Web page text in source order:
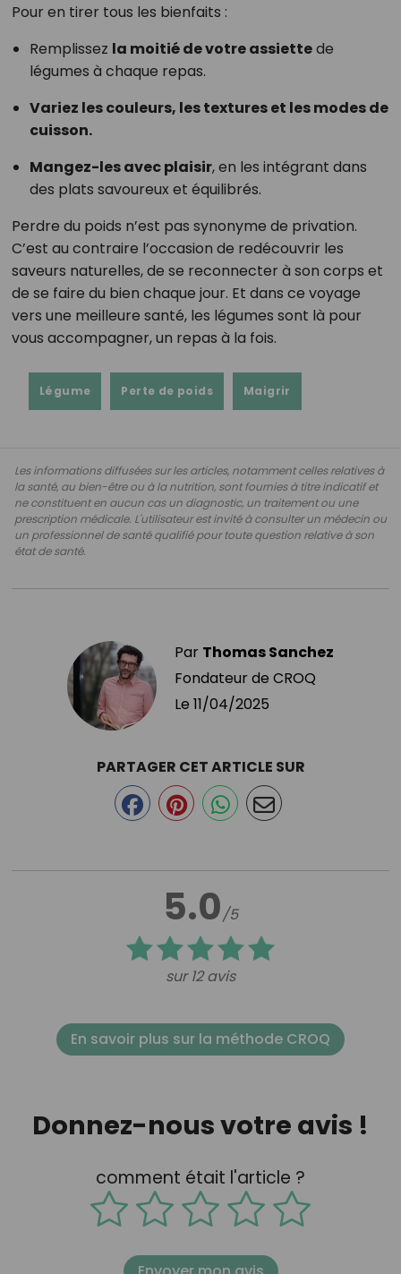
Pour en tirer tous les bienfaits :
Remplissez la moitié de votre assiettede
légumes à chaque repas.
Variez les couleurs, les textures et les modes de
cuisson.
Mangez-les avec plaisir, en les intégrant dans
des plats savoureux et équilibrés.
Perdre du poids n’est pas synonyme de privation.
C’est au contraire l’occasion de redécouvrir les
saveurs naturelles, de se reconnecter à son corps et
de se faire du bien chaque jour. Et dans ce voyage
vers une meilleure santé, les légumes sont là pour
vous accompagner, un repas à la fois.
Légume Perte de poids Maigrir
Les informations diffusées sur les articles, notamment celles relatives à
la santé, au bien-être ou à la nutrition, sont fournies à titre indicatif et
ne constituent en aucun cas un diagnostic, un traitement ou une
prescription médicale. L'utilisateur est invité à consulter un médecin ou
un professionnel de santé qualifié pour toute question relative à son
état de santé.
Par Thomas Sanchez
Fondateur de CROQ
Le 11/04/2025
5.0/5
sur 12 avis
PARTAGER CET ARTICLE SUR
En savoir plus sur la méthode CROQ
Donnez-nous votre avis !
comment était l'article ?